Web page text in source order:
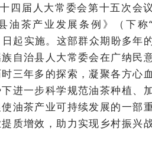
四届人大常委会第十五次会
油茶产业发展条例》（下称
起实施。这部群众期盼多年
自治县人大常委会在广纳民
三年多的探索，凝聚各方心
进一步科学规范油茶种植、
油茶产业可持续发展的一部
质增效，助力实现乡村振兴